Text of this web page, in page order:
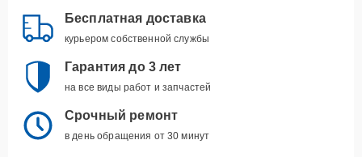
Бесплатная доставка
курьером собственной службы
Гарантия до 3 лет
на все виды работ и запчастей
Срочный ремонт
в день обращения от 30 минут